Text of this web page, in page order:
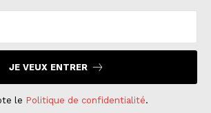
JE VEUX ENTRER
le Politique de confidentialité.